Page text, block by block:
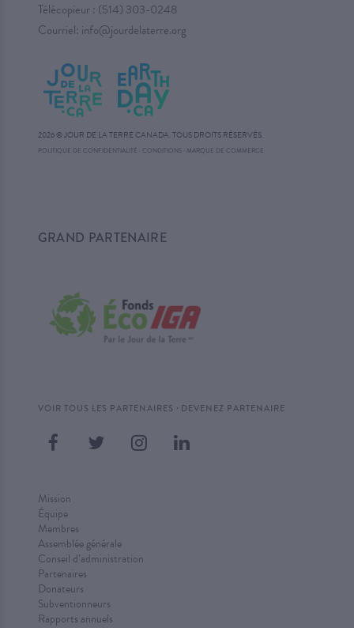
Télécopieur : (514) 303-0248
Courriel: info@jourdelaterre.org
2026 © JOUR DE LA TERRE CANADA. TOUS DROITS RÉSERVÉS.
POLITIQUE DE CONFIDENTIALITÉ CONDITIONS·MARQUE DE COMMERCE
GRAND PARTENAIRE
VOIR TOUS LES PARTENAIRES · DEVENEZ PARTENAIRE
Mission
Équipe
Membres
Assemblée générale
Conseil d’administration
Partenaires
Donateurs
Subventionneurs
Rapports annuels